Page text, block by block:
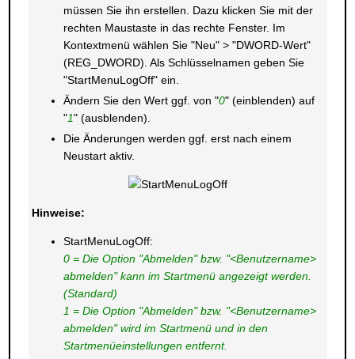
müssen Sie ihn erstellen. Dazu klicken Sie mit der
rechten Maustaste in das rechte Fenster. Im
Kontextmenü wählen Sie "Neu" > "DWORD-Wert"
(REG_DWORD). Als Schlüsselnamen geben Sie
"StartMenuLogOff" ein.
Ändern Sie den Wert ggf. von "0" (einblenden) auf
"1" (ausblenden).
Die Änderungen werden ggf. erst nach einem
Neustart aktiv.
Hinweise:
StartMenuLogOff:
0 = Die Option "Abmelden" bzw. "<Benutzername>
abmelden" kann im Startmenü angezeigt werden.
(Standard)
1 = Die Option "Abmelden" bzw. "<Benutzername>
abmelden" wird im Startmenü und in den
Startmenüeinstellungen entfernt.